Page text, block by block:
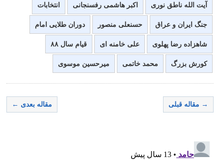
آیت الله ناطق نوری اکبر هاشمی رفسنجانی انتخابات
جنگ ایران و عراق حسنعلی منصور دوران طلایی امام
شاهزاده رضا پهلوی علی خامنه ای قیام سال ۸۸
کورش بزرگ محمد خاتمی میرحسین موسوی
→ مقاله قبلی مقاله بعدی ←